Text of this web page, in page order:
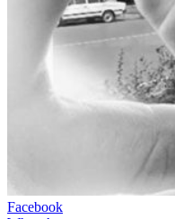
Facebook